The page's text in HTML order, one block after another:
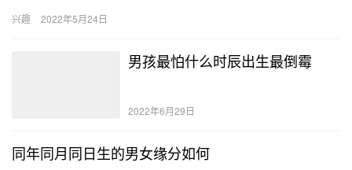
兴趣 2022年5月24日
男孩最怕什么时辰出生最倒霉
2022年6月29日
同年同月同日生的男女缘分如何